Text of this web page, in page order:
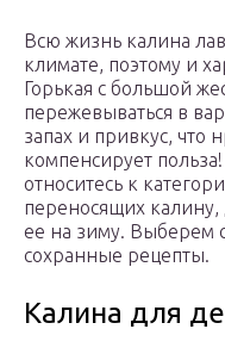
Всю жизнь калина
климате, поэтому и
Горькая с большой
пережевываться в
запах и привкус, что
компенсирует
относитесь к
переносящих калину,
ее на зиму. Выберем
сохранные рецепты.
Калина для